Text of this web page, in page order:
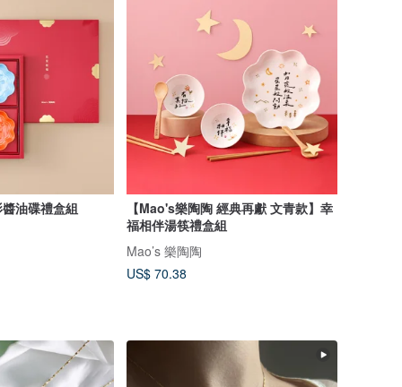
油碟禮盒組
【Mao's樂陶陶 經典再獻 文青款】幸
福相伴湯筷禮盒組
Mao’s 樂陶陶
US$ 70.38